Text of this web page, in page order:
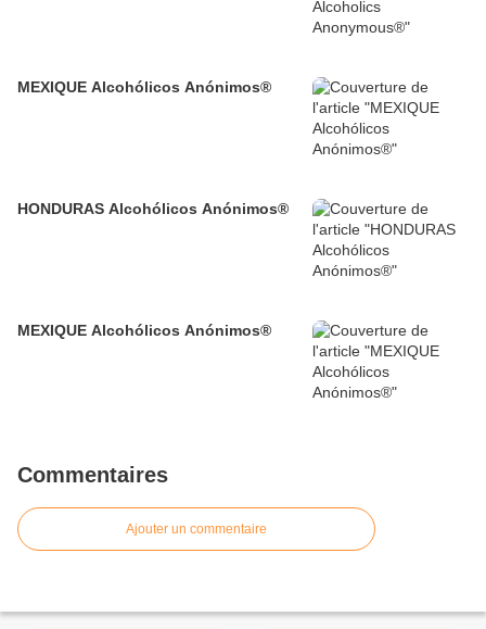
MEXIQUE Alcohólicos Anónimos®
HONDURAS Alcohólicos Anónimos®
MEXIQUE Alcohólicos Anónimos®
Commentaires
Ajouter un commentaire